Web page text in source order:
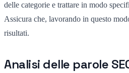
delle categorie e trattare in modo
Assicura che, lavorando in questo
risultati.
Analisi delle parole